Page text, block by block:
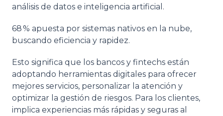
análisis de datos e inteligencia artificial.
68 % apuesta por sistemas nativos en la nube,
buscando eficiencia y rapidez.
Esto significa que los bancos y fintechs están
adoptando herramientas digitales para ofrecer
mejores servicios, personalizar la atención y
optimizar la gestión de riesgos. Para los clientes,
implica experiencias más rápidas y seguras al